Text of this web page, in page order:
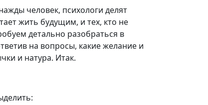
человек, психологи делят
жить будущим, и тех, кто не
детально разобраться в
на вопросы, какие желание и
и натура. Итак.